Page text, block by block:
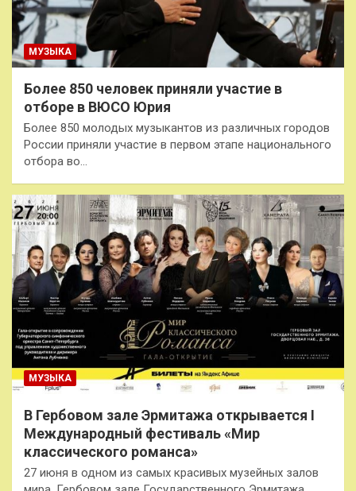
МУЗЫКА
Более 850 человек приняли участие в
отборе в ВЮСО Юрия
Более 850 молодых музыкантов из различных городов
России приняли участие в первом этапе национального
отбора во…
МУЗЫКА
В Гербовом зале Эрмитажа открывается I
Международный фестиваль «Мир
классического романса»
27 июня в одном из самых красивых музейных залов